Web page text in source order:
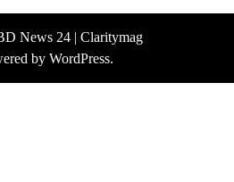
News 24 | Claritymag
by WordPress.